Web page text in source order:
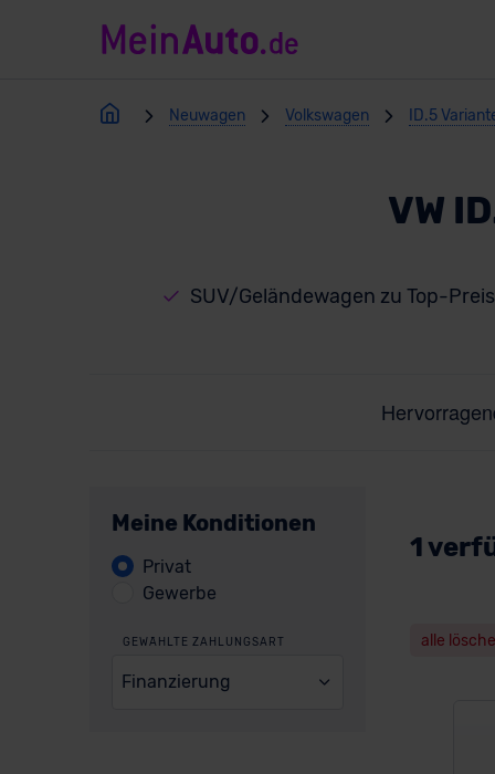
Neuwagen Volkswagen ID.5
VW
SUV/Geländewagen zu Top-
Meine Konditionen
Privat
Gewerbe
GEWÄHLTE ZAHLUNGSART
Finanzierung
1
alle